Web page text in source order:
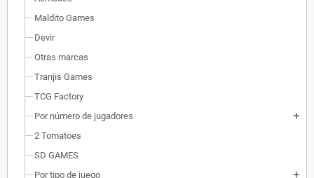
Maldito Games
Devir
Otras marcas
Tranjis Games
TCG Factory
Por número de jugadores
add
2 Tomatoes
SD GAMES
Por tipo de juego
add